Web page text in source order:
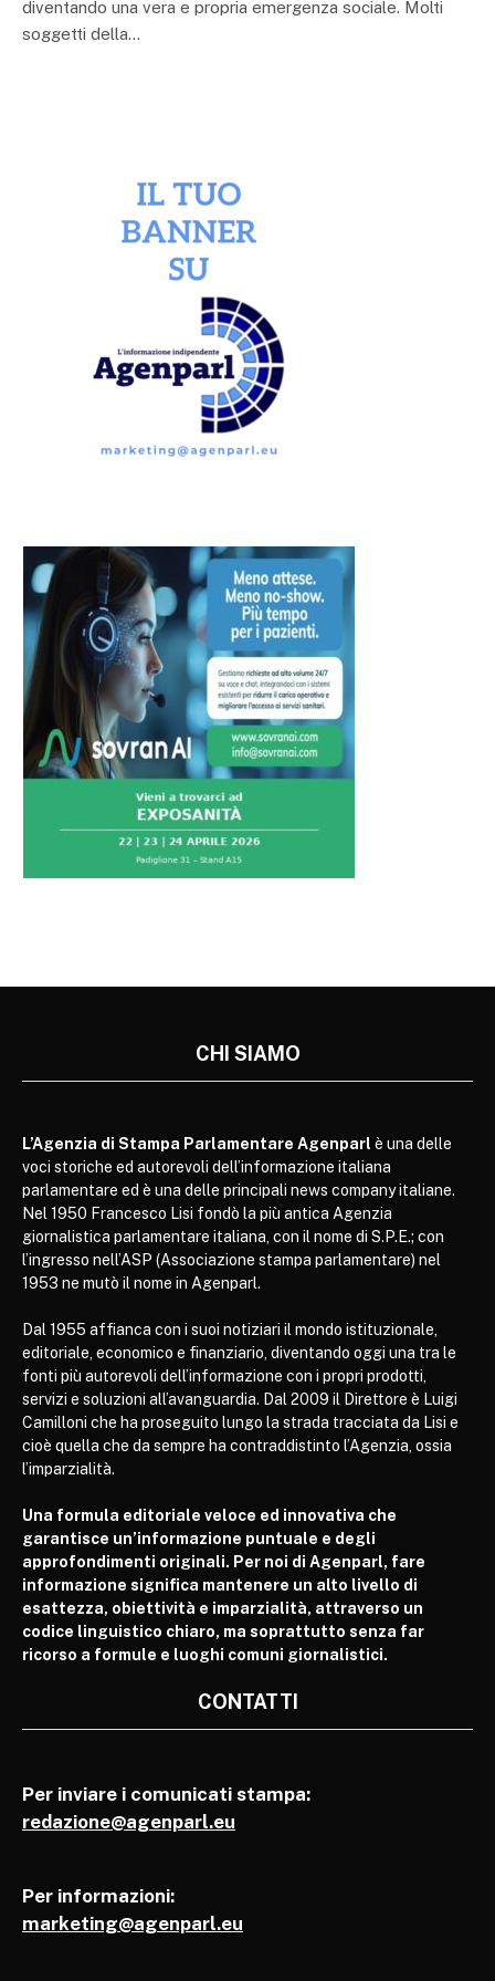
diventando una vera e propria emergenza sociale. Molti
soggetti della…
CHI SIAMO
L’Agenzia di Stampa Parlamentare Agenparl è una delle
voci storiche ed autorevoli dell’informazione italiana
parlamentare ed è una delle principali news company italiane.
Nel 1950 Francesco Lisi fondò la più antica Agenzia
giornalistica parlamentare italiana, con il nome di S.P.E.; con
l’ingresso nell’ASP (Associazione stampa parlamentare) nel
1953 ne mutò il nome in Agenparl.
Dal 1955 affianca con i suoi notiziari il mondo istituzionale,
editoriale, economico e finanziario, diventando oggi una tra le
fonti più autorevoli dell’informazione con i propri prodotti,
servizi e soluzioni all’avanguardia. Dal 2009 il Direttore è Luigi
Camilloni che ha proseguito lungo la strada tracciata da Lisi e
cioè quella che da sempre ha contraddistinto l’Agenzia, ossia
l’imparzialità.
Una formula editoriale veloce ed innovativa che
garantisce un’informazione puntuale e degli
approfondimenti originali. Per noi di Agenparl, fare
informazione significa mantenere un alto livello di
esattezza, obiettività e imparzialità, attraverso un
codice linguistico chiaro, ma soprattutto senza far
ricorso a formule e luoghi comuni giornalistici.
CONTATTI
Per inviare i comunicati stampa:
redazione@agenparl.eu
Per informazioni:
marketing@agenparl.eu